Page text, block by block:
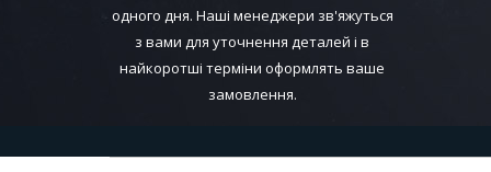
одного дня. Наші менеджери зв'яжуться
з вами для уточнення деталей і в
найкоротші терміни оформлять ваше
замовлення.